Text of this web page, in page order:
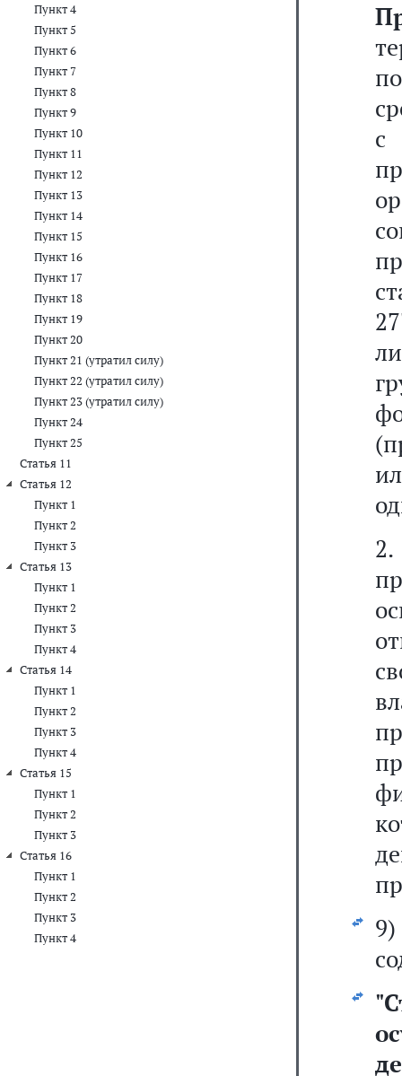
Пункт 4
Пункт 5
Пункт 6
Пункт 7
Пункт 8
Пункт 9
Пункт 10
Пункт 11
Пункт 12
Пункт 13
Пункт 14
Пункт 15
Пункт 16
Пункт 17
Пункт 18
Пункт 19
Пункт 20
Пункт 21 (утратил силу)
Пункт 22 (утратил силу)
Пункт 23 (утратил силу)
Пункт 24
Пункт 25
Статья 11
Статья 12
Пункт 1
Пункт 2
Пункт 3
Статья 13
Пункт 1
Пункт 2
Пункт 3
Пункт 4
Статья 14
Пункт 1
Пункт 2
Пункт 3
Пункт 4
Статья 15
Пункт 1
Пункт 2
Пункт 3
Статья 16
Пункт 1
Пункт 2
Пункт 3
Пункт 4
с
"